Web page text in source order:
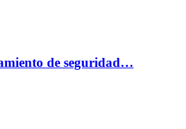
de seguridad…